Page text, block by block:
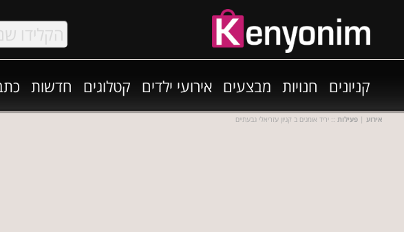
קניונים חנויות מבצעים אירועי ילדים קטלוגים חדשות
אירוע | פעילות :: יריד אומנים ב קניון עזריאלי גבעתיים